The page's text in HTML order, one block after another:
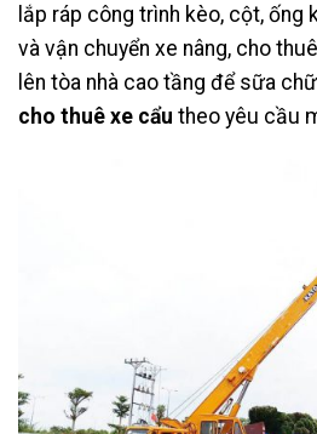
lắp ráp công trình kèo, cột, ống
và vận chuyển xe nâng, cho
lên tòa nhà cao tầng để sữa
cho thuê xe cẩu theo yêu cầu